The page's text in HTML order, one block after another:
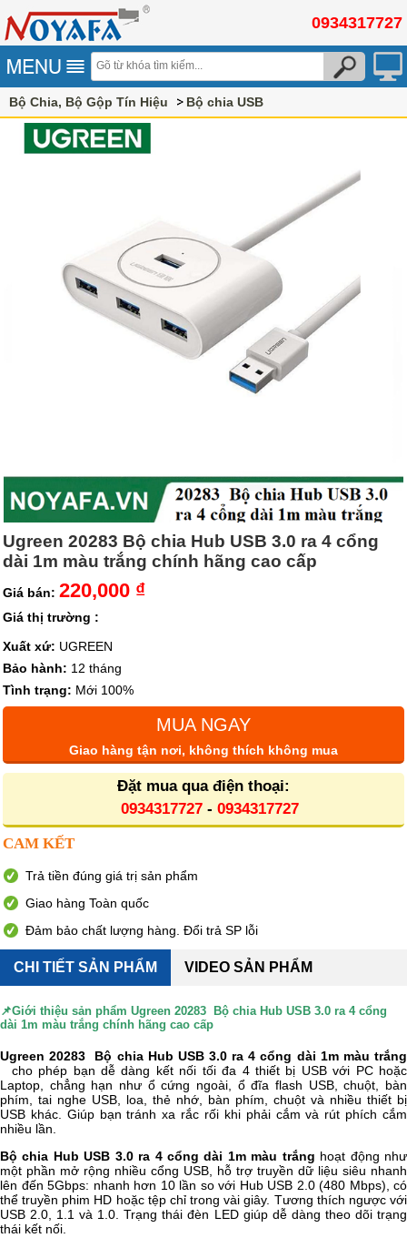
0934317727
Bộ Chia, Bộ Gộp Tín Hiệu Bộ chia USB
Ugreen 20283 Bộ chia Hub USB 3.0 ra 4 cổng
dài 1m màu trắng chính hãng cao cấp
Giá bán: 220,000 ₫
Giá thị trường :
Xuất xứ: UGREEN
Bảo hành: 12 tháng
Tình trạng: Mới 100%
MUA NGAY
Giao hàng tận nơi, không thích không mua
Đặt mua qua điện thoại:
0934317727- 0934317727
CAM KẾT
Trả tiền đúng giá trị sản phẩm
Giao hàng Toàn quốc
Đảm bảo chất lượng hàng. Đổi trả SP lỗi
CHI TIẾT SẢN PHẨM VIDEO SẢN PHẨM
📌Giới thiệu sản phẩm Ugreen 20283 Bộ chia Hub USB 3.0 ra 4 cổng
dài 1m màu trắng chính hãng cao cấp
Ugreen 20283 Bộ chia Hub USB 3.0 ra 4 cổng dài 1m màu trắng
cho phép bạn dễ dàng kết nối tối đa 4 thiết bị USB với PC hoặc
Laptop, chẳng hạn như ổ cứng ngoài, ổ đĩa flash USB, chuột, bàn
phím, tai nghe USB, loa, thẻ nhớ, bàn phím, chuột và nhiều thiết bị
USB khác. Giúp bạn tránh xa rắc rối khi phải cắm và rút phích cắm
nhiều lần.
Bộ chia Hub USB 3.0 ra 4 cổng dài 1m màu trắng hoạt động như
một phần mở rộng nhiều cổng USB, hỗ trợ truyền dữ liệu siêu nhanh
lên đến 5Gbps: nhanh hơn 10 lần so với Hub USB 2.0 (480 Mbps), có
thể truyền phim HD hoặc tệp chỉ trong vài giây. Tương thích ngược với
USB 2.0, 1.1 và 1.0. Trạng thái đèn LED giúp dễ dàng theo dõi trạng
thái kết nối.